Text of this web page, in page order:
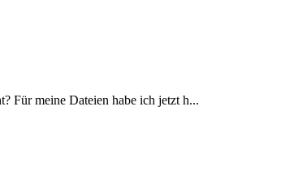
Für meine Dateien habe ich jetzt h...